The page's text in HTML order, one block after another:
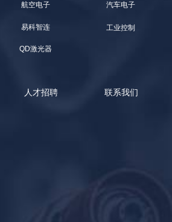
航空电子
易科智连
QD激光器
汽车电子
工业控制
人才招聘 联系我们